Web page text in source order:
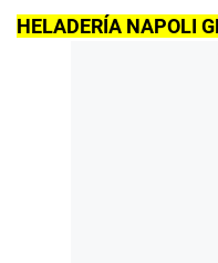
HELADERÍA NAPOLI